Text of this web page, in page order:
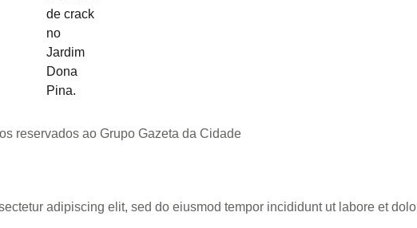
reservados ao Grupo Gazeta da Cidade
adipiscing elit, sed do eiusmod tempor incididunt ut labore et